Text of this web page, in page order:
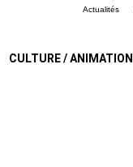
Actualités
CULTURE / ANIMATION